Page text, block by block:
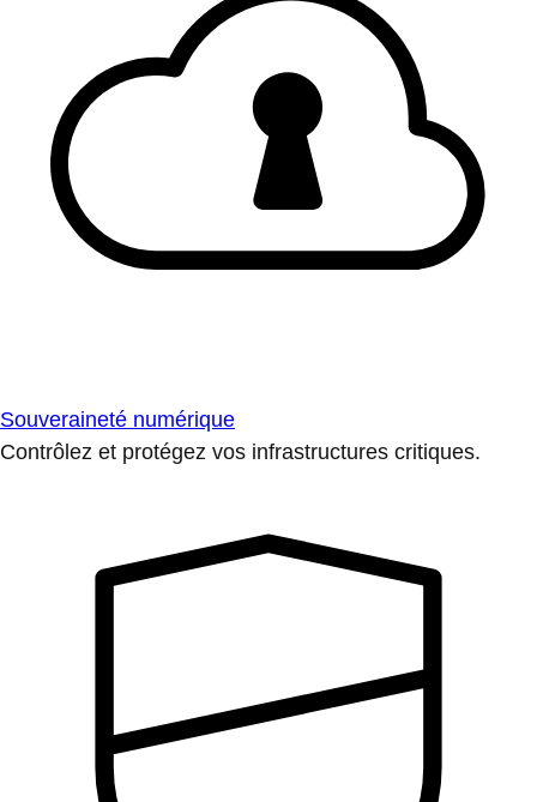
Souveraineté numérique
Contrôlez et protégez vos infrastructures critiques.